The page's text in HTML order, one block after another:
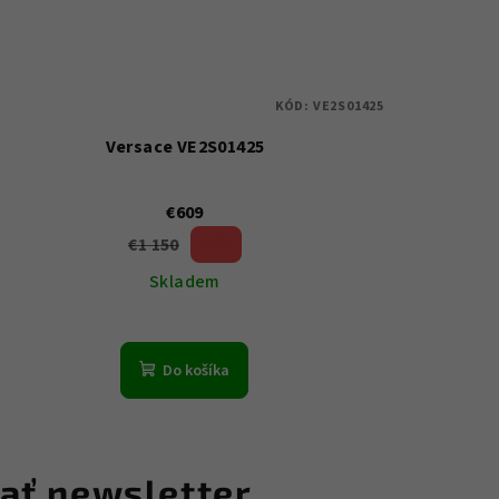
Versace VE2S01425
€609
€1 150
Skladem
Do košíka
KÓD: VE2S01425